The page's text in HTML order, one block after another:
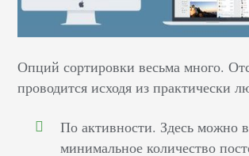
Опций сортировки весьма много.
проводится исходя из практически
По активности. Здесь можно
минимальное количество